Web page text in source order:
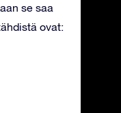
se saa
ovat: